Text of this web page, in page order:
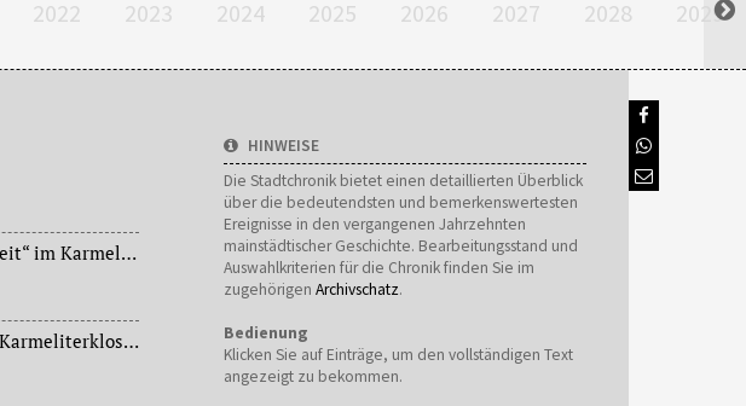
2022 2023 2024 2025 2026 2027 2028 2029
Ausstellung „Die Frankfurter Großmarkthalle. Ort der Abwesenheit“ im Karmeliterkloster, Institut für Stadtgeschichte.
Ausstellung „Politische Plakatkunst. Wilhelm Zimmermann“ im Karmeliterkloster, Institut für Stadtgeschichte.
HINWEISE
Die Stadtchronik bietet einen detaillierten Überblick
über die bedeutendsten und bemerkenswertesten
Ereignisse in den vergangenen Jahrzehnten
mainstädtischer Geschichte. Bearbeitungsstand und
Auswahlkriterien für die Chronik finden Sie im
zugehörigen Archivschatz.
Bedienung
Klicken Sie auf Einträge, um den vollständigen Text
angezeigt zu bekommen.